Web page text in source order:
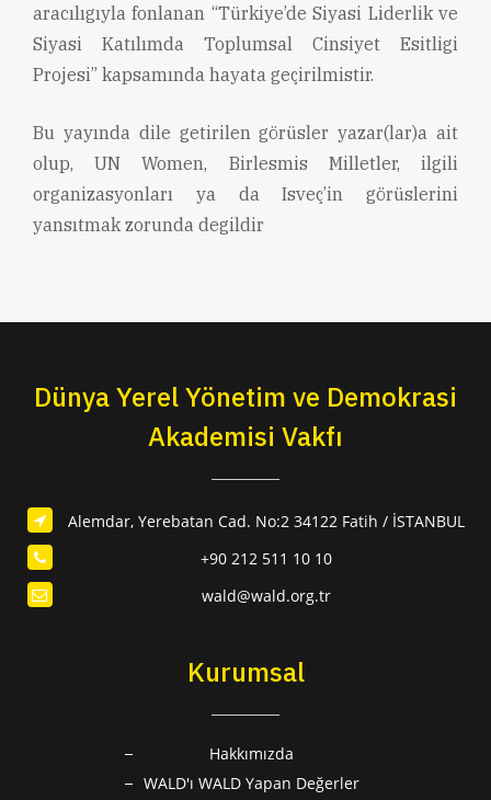
aracılıgıyla fonlanan “Türkiye’de Siyasi Liderlik ve
Siyasi Katılımda Toplumsal Cinsiyet Esitligi
Projesi” kapsamında hayata geçirilmistir.
Bu yayında dile getirilen görüsler yazar(lar)a ait
olup, UN Women, Birlesmis Milletler, ilgili
organizasyonları ya da Isveç’in görüslerini
yansıtmak zorunda degildir
Dünya Yerel Yönetim ve Demokrasi
Akademisi Vakfı
Alemdar, Yerebatan Cad. No:2 34122 Fatih / İSTANBUL
+90 212 511 10 10
wald@wald.org.tr
Kurumsal
Hakkımızda
WALD'ı WALD Yapan Değerler